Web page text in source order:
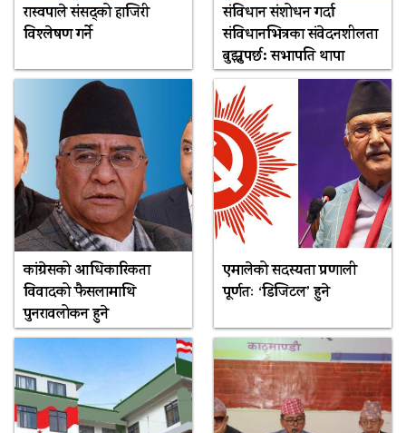
रास्वपाले संसद्को हाजिरी
विश्लेषण गर्ने
संविधान संशोधन गर्दा
संविधानभित्रका संवेदनशीलता
बुझ्नुपर्छ: सभापति थापा
कांग्रेसको आधिकारिकता
विवादको फैसलामाथि
पुनरावलोकन हुने
एमालेको सदस्यता प्रणाली
पूर्णतः ‘डिजिटल’ हुने